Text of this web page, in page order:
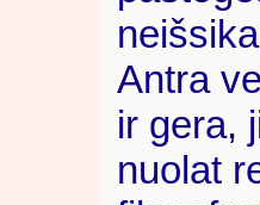
Antra
ir gera,
nuolat